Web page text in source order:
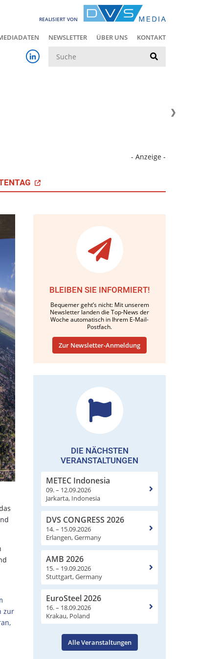
REALISIERT VON
NEWSLETTER ÜBER UNS KONTAKT
- Anzeige -
zur
BLEIBEN SIE INFORMIERT!
Bequemer geht’s nicht: Mit unserem
Newsletter landen die Top-News der
Woche automatisch in Ihrem E-Mail-
Postfach.
Zur Newsletter-Anmeldung
DIE NÄCHSTEN
VERANSTALTUNGEN
METEC Indonesia
09. – 12.09.2026
Jarkarta, Indonesia
DVS CONGRESS 2026
14. – 15.09.2026
Erlangen, Germany
AMB 2026
15. – 19.09.2026
Stuttgart, Germany
EuroSteel 2026
16. – 18.09.2026
Krakau, Poland
Alle Veranstaltungen